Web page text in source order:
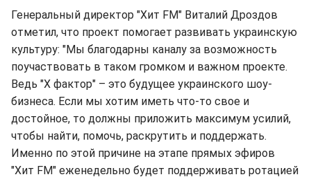
Генеральный директор "Хит FM" Виталий Дроздов
отметил, что проект помогает развивать украинскую
культуру: "Мы благодарны каналу за возможность
поучаствовать в таком громком и важном проекте.
Ведь "Х фактор" – это будущее украинского шоу-
бизнеса. Если мы хотим иметь что-то свое и
достойное, то должны приложить максимум усилий,
чтобы найти, помочь, раскрутить и поддержать.
Именно по этой причине на этапе прямых эфиров
"Хит FM" еженедельно будет поддерживать ротацией